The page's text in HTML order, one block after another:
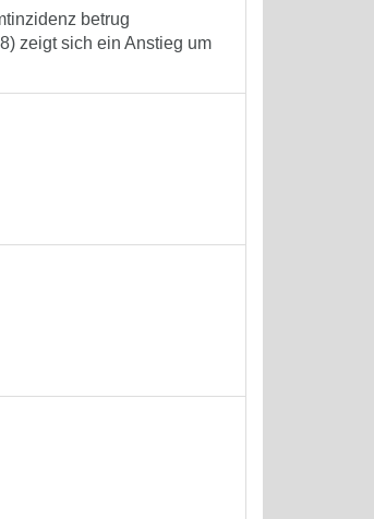
betrug
zeigt sich ein Anstieg um